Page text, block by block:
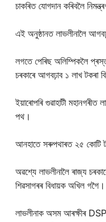
চাকৰিত যোগদান কৰিবলৈ
এই অনুষ্ঠানত লাভলীনালৈ
লগতে পেৰিছ অলিম্পিকলৈ
চৰকাৰে আগবঢ়াব ১ লাখ টকৰা
ইয়াৰোপৰি গুৱাহাটী মহানগৰীত
পথ।
আনহাতে সৰুপথাৰত ২৫ কোটি
অৱশ্যে লাভলীনালৈ ৰাজ্য
শিৱসাগৰৰ বিধায়ক অখিল গগৈ।
লাভলীনাক অসম আৰক্ষীৰ